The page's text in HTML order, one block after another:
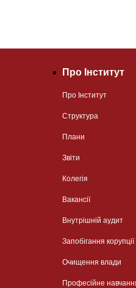
Про Інститут
Про Інститут
Структура
Плани
Звіти
Колегія
Вакансії
Внутрішній аудит
Запобігання корупції
Очищення влади
Професійне